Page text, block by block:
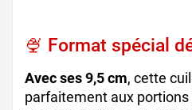
🍨 Format spécial
Avec ses 9,5 cm, cette
parfaitement aux